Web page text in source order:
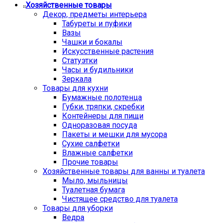
Хозяйственные товары
Декор, предметы интерьера
Табуреты и пуфики
Вазы
Чашки и бокалы
Искусственные растения
Статуэтки
Часы и будильники
Зеркала
Товары для кухни
Бумажные полотенца
Губки, тряпки, скребки
Контейнеры для пищи
Одноразовая посуда
Пакеты и мешки для мусора
Сухие салфетки
Влажные салфетки
Прочие товары
Хозяйственные товары для ванны и туалета
Мыло, мыльницы
Туалетная бумага
Чистящее средство для туалета
Товары для уборки
Ведра